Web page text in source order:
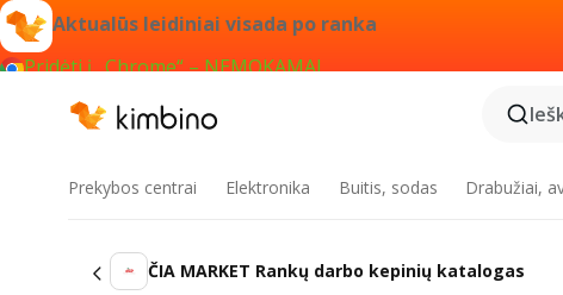
Aktualūs leidiniai visada po ranka
Pridėti į „Chrome“ – NEMOKAMAI
Prekybos centrai Elektronika Buitis, sodas Drabužiai,
ČIA MARKET Rankų darbo kepinių katalogas